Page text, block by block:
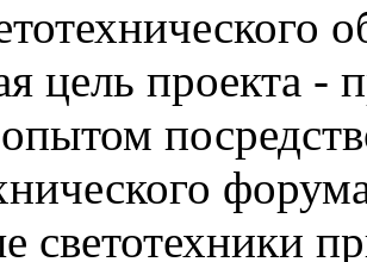
цель проекта -
светотехники